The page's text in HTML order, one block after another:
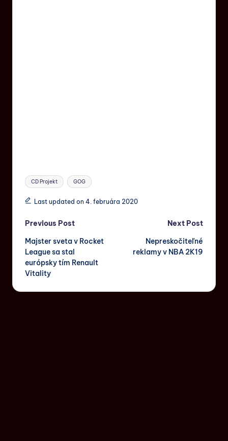
CD Projekt GOG
Last updated on 4. februára 2020
Previous Post
Majster sveta v Rocket
League sa stal
európsky tím Renault
Vitality
Next Post
Nepreskočiteľné
reklamy v NBA 2K19